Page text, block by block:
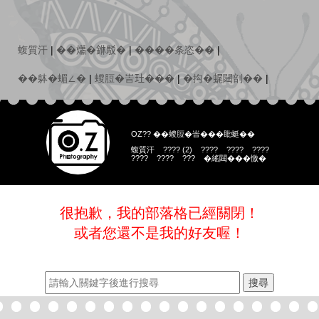
蝮質汗 | ��𤑳�銝駁� | ����条恣�� |
��躰�蝞∠� | 蝬脰�峕𤣰��� | �抅�𧋦閮剖�� |
OZ?? ��蝬脰�峕���䀝蜓��
蝮質汗
???? (2) ???? ????
????
????
???? ??? �䌊閮���憿�
很抱歉，我的部落格已經關閉！
或者您還不是我的好友喔！